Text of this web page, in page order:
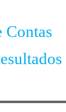
Contas